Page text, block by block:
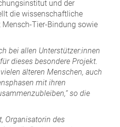
und der
die wissenschaftliche
Tier-Bindung sowie
bei allen Unterstützer:innen
dieses besondere Projekt.
älteren Menschen, auch
mit ihren
so die
Organisatorin des